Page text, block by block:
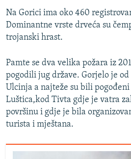
Na Gorici ima oko 460
Dominantne vrste drveća su
trojanski hrast.
Pamte se dva velika požara iz
pogodili jug države. Gorjelo je od
Ulcinja a najteže su bili
Luštica,kod Tivta gdje je vatra
površinu i gdje je bila
turista i mještana.